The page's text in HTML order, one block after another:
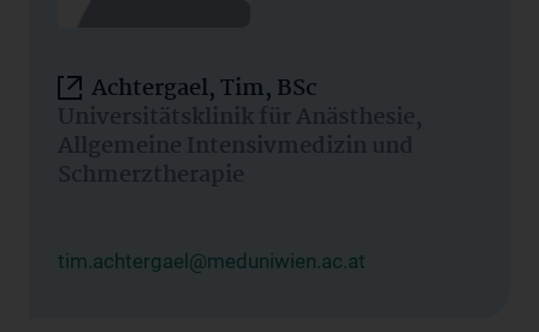
Achtergael, Tim, BSc
Universitätsklinik für Anästhesie,
Allgemeine Intensivmedizin und
Schmerztherapie
tim.achtergael@meduniwien.ac.at